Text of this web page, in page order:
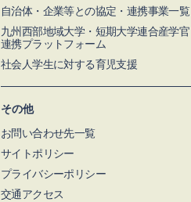
自治体・企業等との協定・連携事業一覧
九州⻄部地域⼤学・短期⼤学連合産学官
連携プラットフォーム
社会人学生に対する育児支援
その他
お問い合わせ先一覧
サイトポリシー
プライバシーポリシー
交通アクセス